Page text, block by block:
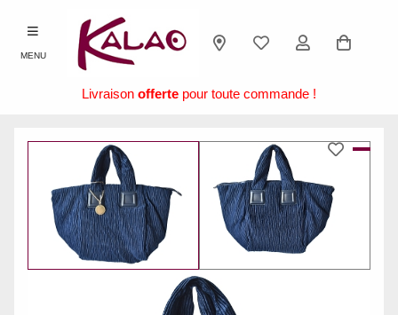
MENU
Livraison offerte pour toute commande !